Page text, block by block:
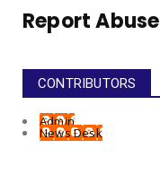
Report Abuse
CONTRIBUTORS
Admin
News Desk